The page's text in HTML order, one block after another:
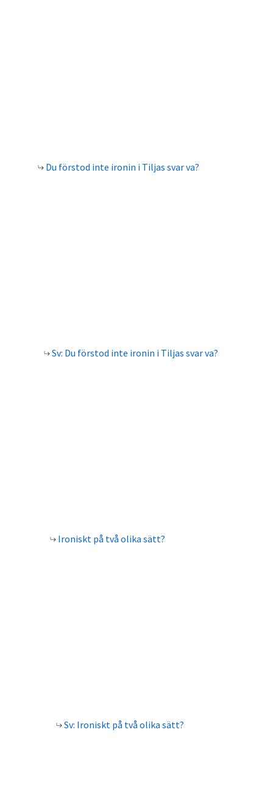
Du förstod inte ironin i Tiljas svar va?
Sv: Du förstod inte ironin i Tiljas svar va?
Ironiskt på två olika sätt?
Sv: Ironiskt på två olika sätt?